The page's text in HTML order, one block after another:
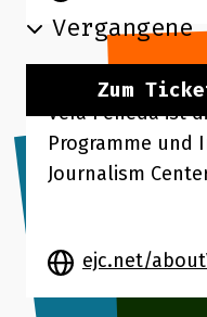
Zum
Vera Peneda ist
Programme und
Journalism
ejc.net/